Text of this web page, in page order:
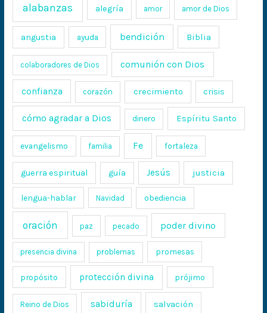
alabanzas alegría amor amor de Dios
angustia ayuda bendición Biblia
colaboradores de Dios comunión con Dios
confianza corazón crecimiento crisis
cómo agradar a Dios dinero Espíritu Santo
evangelismo familia Fe fortaleza
guerra espiritual guía Jesús justicia
lengua-hablar Navidad obediencia
oración paz pecado poder divino
presencia divina problemas promesas
propósito protección divina prójimo
Reino de Dios sabiduría salvación